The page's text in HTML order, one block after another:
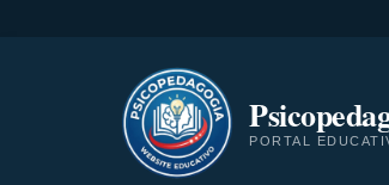
PORTAL